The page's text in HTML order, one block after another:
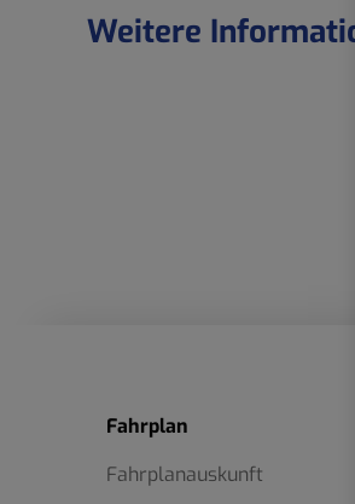
Weitere
Fahrplan
Fahrplanauskunft